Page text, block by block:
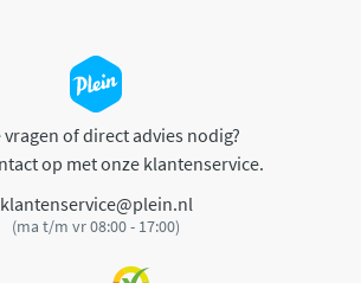
vragen of direct advies nodig?
op met onze klantenservice.
klantenservice@plein.nl
(ma t/m vr 08:00 - 17:00)